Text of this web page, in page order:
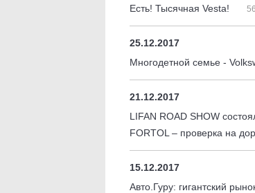
Есть! Тысячная Vesta!
25.12.2017
Многодетной семье -
21.12.2017
LIFAN ROAD SHOW
FORTOL – проверка на
15.12.2017
Авто.Гуру: гигантский